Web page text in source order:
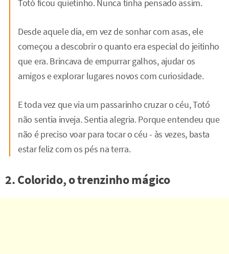
Totó ficou quietinho. Nunca tinha pensado assim.
Desde aquele dia, em vez de sonhar com asas, ele
começou a descobrir o quanto era especial do jeitinho
que era. Brincava de empurrar galhos, ajudar os
amigos e explorar lugares novos com curiosidade.
E toda vez que via um passarinho cruzar o céu, Totó
não sentia inveja. Sentia alegria. Porque entendeu que
não é preciso voar para tocar o céu - às vezes, basta
estar feliz com os pés na terra.
2. Colorido, o trenzinho mágico